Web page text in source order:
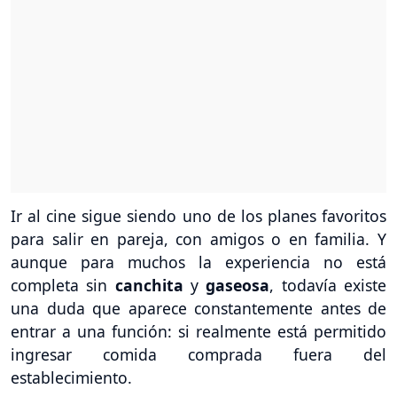
Ir al cine sigue siendo uno de los planes favoritos
para salir en pareja, con amigos o en familia. Y
aunque para muchos la experiencia no está
completa sin canchitaygaseosa, todavía existe
una duda que aparece constantemente antes de
entrar a una función: si realmente está permitido
ingresar comida comprada fuera del
establecimiento.